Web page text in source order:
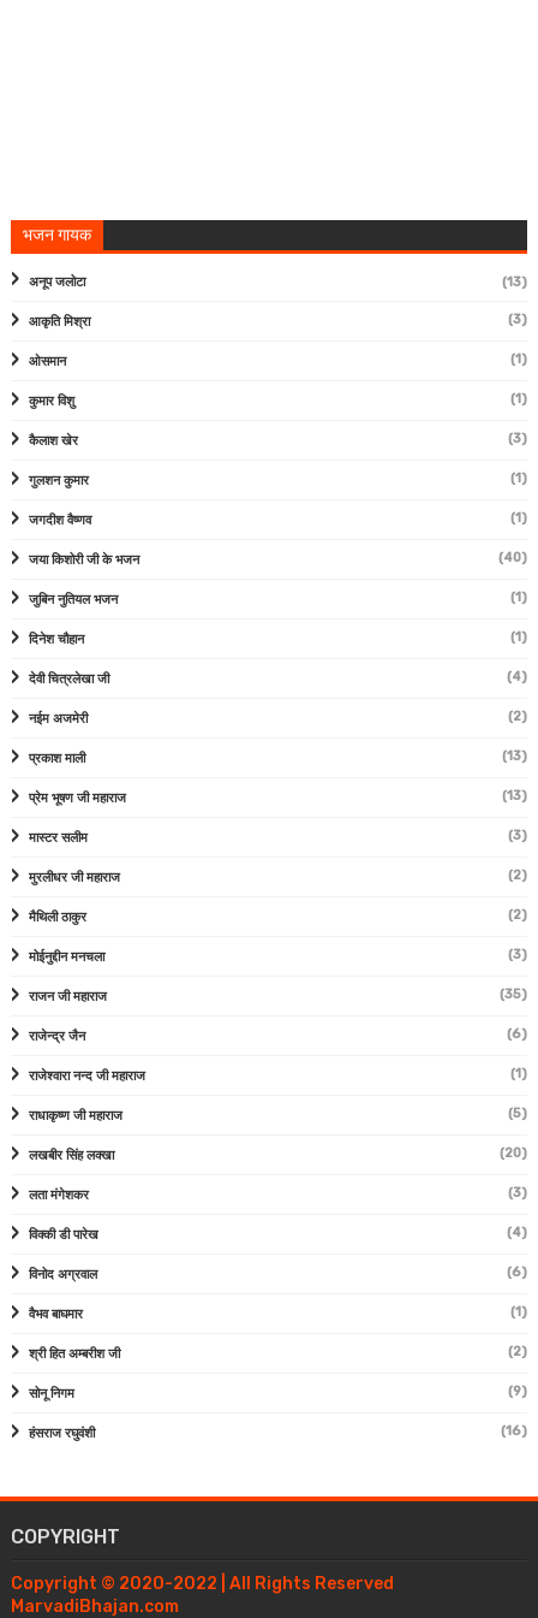
भजन गायक
अनूप जलोटा (13)
आकृति मिश्रा (3)
ओसमान (1)
कुमार विशु (1)
कैलाश खेर (3)
गुलशन कुमार (1)
जगदीश वैष्णव (1)
जया किशोरी जी के भजन (40)
जुबिन नुतियल भजन (1)
दिनेश चौहान (1)
देवी चित्रलेखा जी (4)
नईम अजमेरी (2)
प्रकाश माली (13)
प्रेम भूषण जी महाराज (13)
मास्टर सलीम (3)
मुरलीधर जी महाराज (2)
मैथिली ठाकुर (2)
मोईनुद्दीन मनचला (3)
राजन जी महाराज (35)
राजेन्द्र जैन (6)
राजेश्वारा नन्द जी महाराज (1)
राधाकृष्ण जी महाराज (5)
लखबीर सिंह लक्खा (20)
लता मंगेशकर (3)
विक्की डी पारेख (4)
विनोद अग्रवाल (6)
वैभव बाघमार (1)
श्री हित अम्बरीश जी (2)
सोनू निगम (9)
हंसराज रघुवंशी (16)
COPYRIGHT
Copyright © 2020-2022 | All Rights Reserved
MarvadiBhajan.com